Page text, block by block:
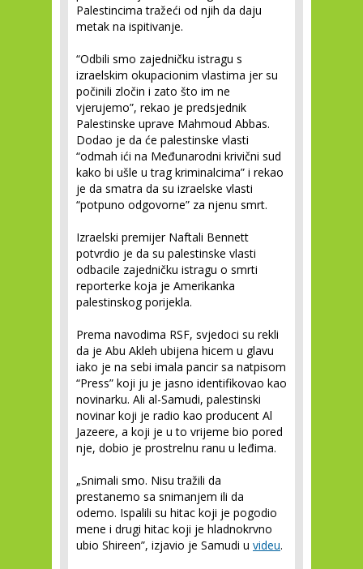
Palestincima tražeći od njih da daju
metak na ispitivanje.
“Odbili smo zajedničku istragu s
izraelskim okupacionim vlastima jer su
počinili zločin i zato što im ne
vjerujemo”, rekao je predsjednik
Palestinske uprave Mahmoud Abbas.
Dodao je da će palestinske vlasti
“odmah ići na Međunarodni krivični sud
kako bi ušle u trag kriminalcima” i rekao
je da smatra da su izraelske vlasti
“potpuno odgovorne” za njenu smrt.
Izraelski premijer Naftali Bennett
potvrdio je da su palestinske vlasti
odbacile zajedničku istragu o smrti
reporterke koja je Amerikanka
palestinskog porijekla.
Prema navodima RSF, svjedoci su rekli
da je Abu Akleh ubijena hicem u glavu
iako je na sebi imala pancir sa natpisom
“Press” koji ju je jasno identifikovao kao
novinarku. Ali al-Samudi, palestinski
novinar koji je radio kao producent Al
Jazeere, a koji je u to vrijeme bio pored
nje, dobio je prostrelnu ranu u leđima.
„Snimali smo. Nisu tražili da
prestanemo sa snimanjem ili da
odemo. Ispalili su hitac koji je pogodio
mene i drugi hitac koji je hladnokrvno
ubio Shireen”, izjavio je Samudi u videu.